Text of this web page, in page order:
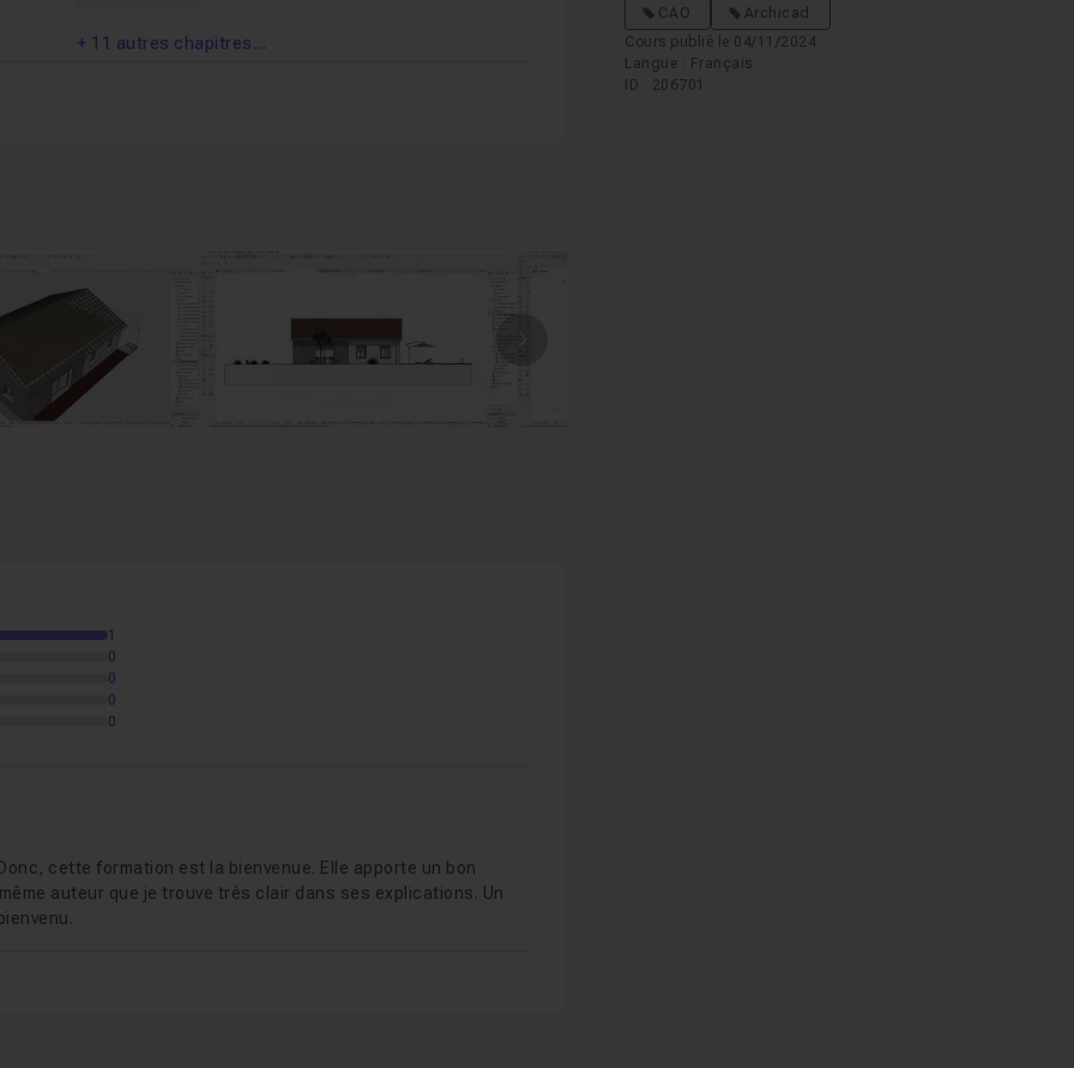
+ 11 autres chapitres…
1
0
0
0
0
cette formation est la bienvenue. Elle apporte un bon
auteur que je trouve très clair dans ses explications. Un
CAO
Archicad
Cours publié le 04/11/2024
Langue : Français
ID : 206701